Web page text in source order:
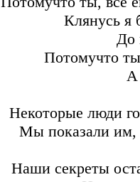
Клянусь я
До
Потомучто
А
Некоторые люди
Мы показали им,
Наши секреты